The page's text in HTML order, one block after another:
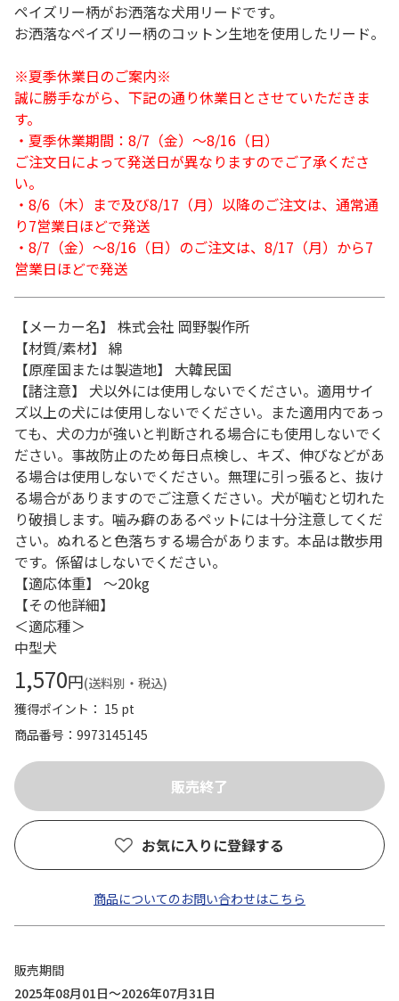
ペイズリー柄がお洒落な犬用リードです。
お洒落なペイズリー柄のコットン生地を使用したリード。
※夏季休業日のご案内※
誠に勝手ながら、下記の通り休業日とさせていただきま
す。
・夏季休業期間：8/7（金）～8/16（日）
ご注文日によって発送日が異なりますのでご了承くださ
い。
・8/6（木）まで及び8/17（月）以降のご注文は、通常通
り7営業日ほどで発送
・8/7（金）～8/16（日）のご注文は、8/17（月）から7
営業日ほどで発送
【メーカー名】 株式会社 岡野製作所
【材質/素材】 綿
【原産国または製造地】 大韓民国
【諸注意】 犬以外には使用しないでください。適用サイ
ズ以上の犬には使用しないでください。また適用内であっ
ても、犬の力が強いと判断される場合にも使用しないでく
ださい。事故防止のため毎日点検し、キズ、伸びなどがあ
る場合は使用しないでください。無理に引っ張ると、抜け
る場合がありますのでご注意ください。犬が噛むと切れた
り破損します。噛み癖のあるペットには十分注意してくだ
さい。ぬれると色落ちする場合があります。本品は散歩用
です。係留はしないでください。
【適応体重】 ～20kg
【その他詳細】
＜適応種＞
中型犬
1,570円(送料別・税込)
獲得ポイント： 15 pt
商品番号
9973145145
お気に入りに登録する
商品についてのお問い合わせはこちら
販売期間
2025年08月01日～2026年07月31日